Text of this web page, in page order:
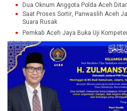
Dua Oknum Anggota Polda Aceh
Saat Proses Sortir, Panwaslih Aceh
Suara Rusak
Pemkab Aceh Jaya Buka Uji